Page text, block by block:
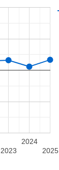
2023
2024
2025